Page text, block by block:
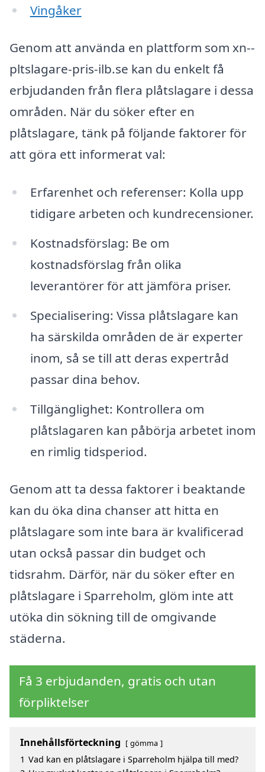
Vingåker
Genom att använda en plattform som xn--
pltslagare-pris-ilb.se kan du enkelt få
erbjudanden från flera plåtslagare i dessa
områden. När du söker efter en
plåtslagare, tänk på följande faktorer för
att göra ett informerat val:
Erfarenhet och referenser: Kolla upp
tidigare arbeten och kundrecensioner.
Kostnadsförslag: Be om
kostnadsförslag från olika
leverantörer för att jämföra priser.
Specialisering: Vissa plåtslagare kan
ha särskilda områden de är experter
inom, så se till att deras expertråd
passar dina behov.
Tillgänglighet: Kontrollera om
plåtslagaren kan påbörja arbetet inom
en rimlig tidsperiod.
Genom att ta dessa faktorer i beaktande
kan du öka dina chanser att hitta en
plåtslagare som inte bara är kvalificerad
utan också passar din budget och
tidsrahm. Därför, när du söker efter en
plåtslagare i Sparreholm, glöm inte att
utöka din sökning till de omgivande
städerna.
Få 3 erbjudanden, gratis och utan
förpliktelser
Innehållsförteckning gömma
1 Vad kan en plåtslagare i Sparreholm hjälpa till med?